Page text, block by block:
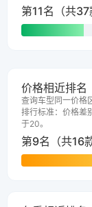
第11名（共37
价格相近排名
查询车型同一价格
排行标准：价格差
于20。
第9名（共16